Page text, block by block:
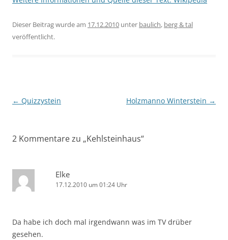
Dieser Beitrag wurde am 17.12.2010 unter baulich, berg & tal
veröffentlicht.
Beitragsnavigation
← Quizzystein Holzmanno Winterstein →
2 Kommentare zu „Kehlsteinhaus“
Elke
17.12.2010 um 01:24 Uhr
Da habe ich doch mal irgendwann was im TV drüber
gesehen.